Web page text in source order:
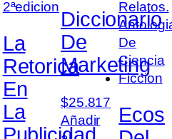
La
Retorica
En
La
Diccionario
De
Marketing
$25.817
Añadir
Ecos